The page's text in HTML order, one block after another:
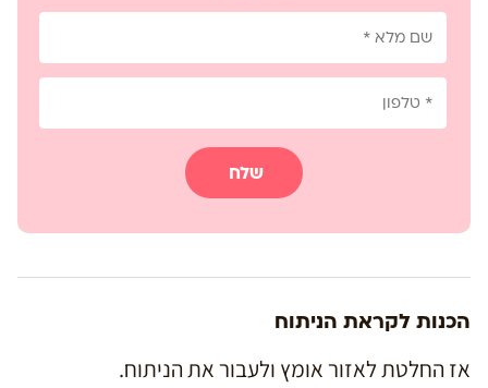
שלח
הכנות לקראת הניתוח
אז החלטת לאזור אומץ ולעבור את הניתוח.